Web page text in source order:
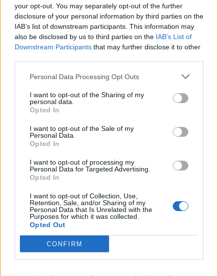
your opt-out. You may separately opt-out of the further
disclosure of your personal information by third parties on the
IAB’s list of downstream participants. This information may
also be disclosed by us to third parties on the IAB’s List of
Downstream Participants that may further disclose it to other
Personal Data Processing Opt Outs
I want to opt-out of the Sharing of my
personal data.
Opted In
I want to opt-out of the Sale of my
Personal Data.
Opted In
I want to opt-out of processing my
Personal Data for Targeted Advertising.
Opted In
I want to opt-out of Collection, Use,
Retention, Sale, and/or Sharing of my
Personal Data that Is Unrelated with the
Purposes for which it was collected.
Opted Out
CONFIRM
Κιρίλ Ντμίτριεφ: Χωρίς το πετρέλαιο
της Ρωσίας η παγκόσμια αγορά
ενέργειας δεν μπορεί να παραμείνει
σταθερή
ΚΟΣΜΟΣ
13/03/2026 - 09:37